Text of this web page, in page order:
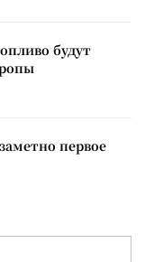
будут
первое